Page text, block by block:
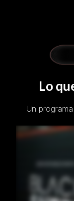
Lo
Un